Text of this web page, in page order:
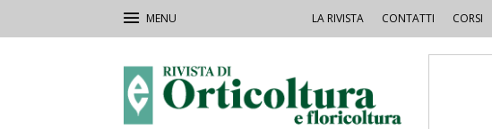
LA RIVISTA CONTATTI CORSI
Orticoltura